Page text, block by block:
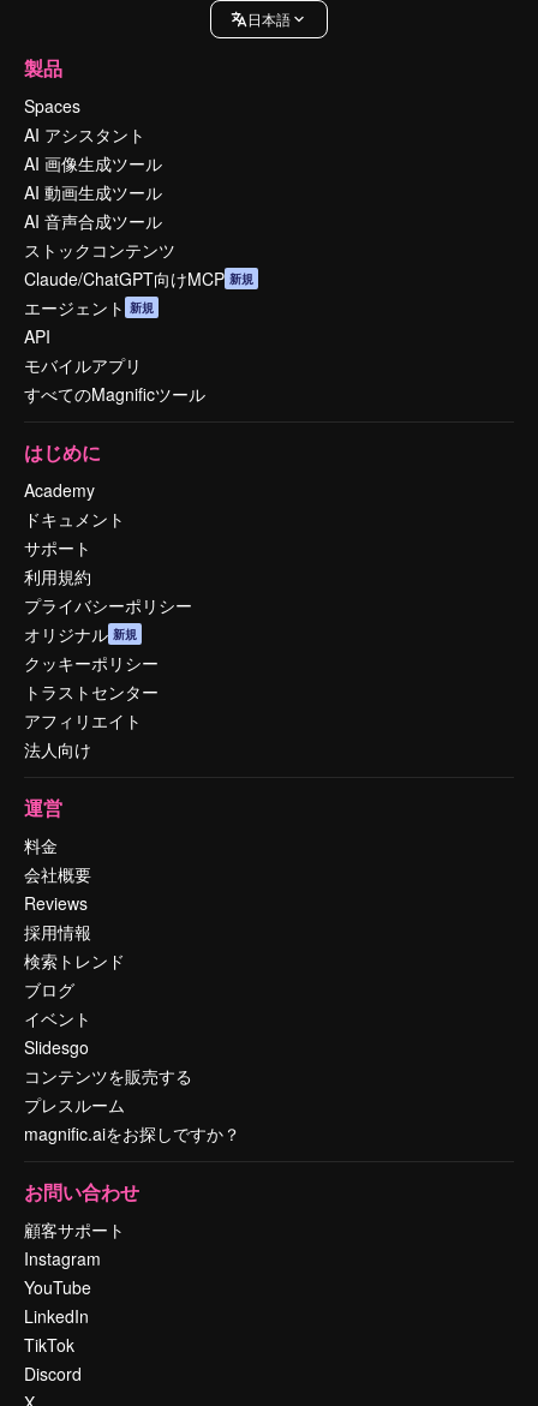
日本語
製品
Spaces
AI アシスタント
AI 画像生成ツール
AI 動画生成ツール
AI 音声合成ツール
ストックコンテンツ
Claude/ChatGPT向けMCP 新規
エージェント 新規
API
モバイルアプリ
すべてのMagnificツール
はじめに
Academy
ドキュメント
サポート
利用規約
プライバシーポリシー
オリジナル 新規
クッキーポリシー
トラストセンター
アフィリエイト
法人向け
運営
料金
会社概要
Reviews
採用情報
検索トレンド
ブログ
イベント
Slidesgo
コンテンツを販売する
プレスルーム
magnific.aiをお探しですか？
お問い合わせ
顧客サポート
Instagram
YouTube
LinkedIn
TikTok
Discord